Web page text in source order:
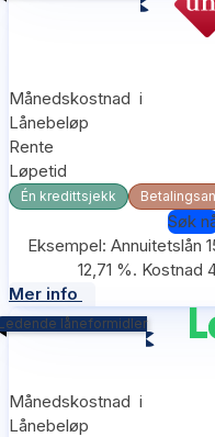
Månedskostnad i
Lånebeløp
Rente
Løpetid
Én kredittsjekk
Søk
Eksempel: Annuitetslån
12,71 %. Kostnad
Mer info
låneformidler
Månedskostnad i
Lånebeløp